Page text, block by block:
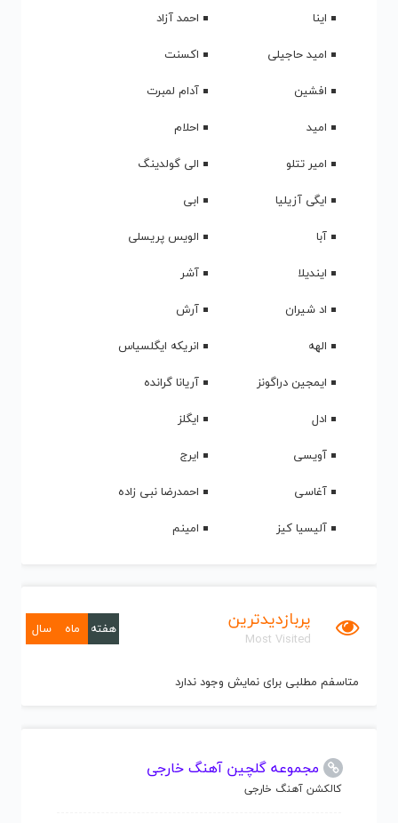
اینا
احمد آزاد
امید حاجیلی
اکسنت
افشین
آدام لمبرت
امید
احلام
امیر تتلو
الی گولدینگ
ایگی آزیلیا
ابی
آبا
الویس پریسلی
ایندیلا
آشر
اد شیران
آرش
الهه
انریکه ایگلسیاس
ایمجین دراگونز
آریانا گرانده
ادل
ایگلز
آویسی
ایرج
آغاسی
احمدرضا نبی زاده
آلیسیا کیز
امینم
پربازدیدترین
Most Visited
هفته ماه سال
متاسفم مطلبی برای نمایش وجود ندارد
مجموعه گلچین آهنگ خارجی
کالکشن آهنگ خارجی